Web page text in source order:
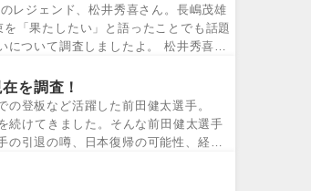
レジェンド、松井秀喜さん。長嶋茂雄
「果たしたい」と語ったことでも話題
ついて調査しましたよ。 松井秀喜の
を調査！
登板など活躍した前田健太選手。
続けてきました。そんな前田健太選手
引退の噂、日本復帰の可能性、経歴